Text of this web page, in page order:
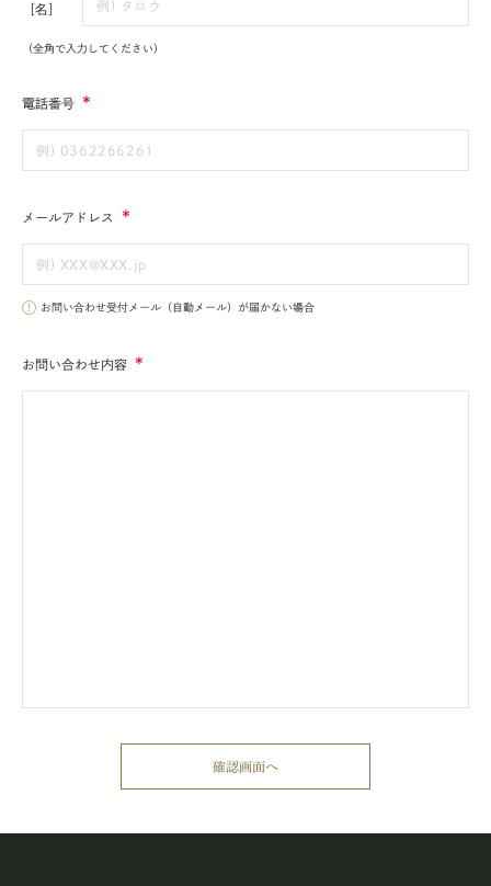
［名］
（全角で入力してください）
電話番号
メールアドレス
お問い合わせ受付メール（自動メール）が届かない場合
お問い合わせ内容